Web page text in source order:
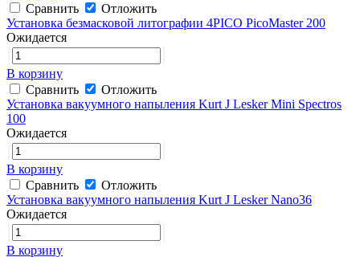
Сравнить
Отложить
Установка безмасковой литографии 4PICO PicoMaster 200
Ожидается
В корзину
Сравнить
Отложить
Установка вакуумного напыления Kurt J Lesker Mini Spectros
100
Ожидается
В корзину
Сравнить
Отложить
Установка вакуумного напыления Kurt J Lesker Nano36
Ожидается
В корзину